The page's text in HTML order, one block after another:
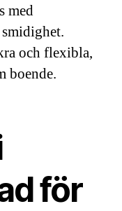
med
och flexibla,
boende.
för